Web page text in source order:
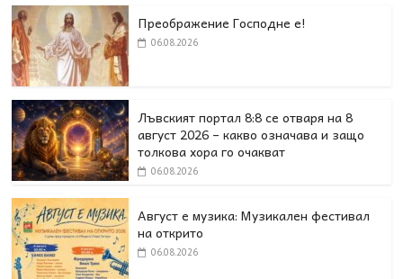
Преображение Господне е!
06.08.2026
Лъвският портал 8:8 се отваря на 8
август 2026 – какво означава и защо
толкова хора го очакват
06.08.2026
Август е музика: Музикален фестивал
на открито
06.08.2026